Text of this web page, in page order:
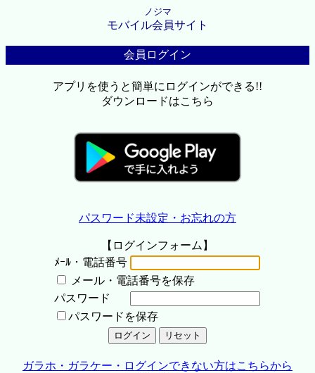
ノジマ
モバイル会員サイト
会員ログイン
アプリを使うと簡単にログインができる!!
ダウンロードはこちら
パスワード未設定・お忘れの方
【ログインフォーム】
ﾒｰﾙ・電話番号
メール・電話番号を保存
パスワード
パスワードを保存
ガラホ・ガラケー・ログインできない方はこちらから